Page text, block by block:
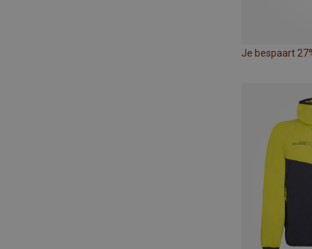
Je bespaart